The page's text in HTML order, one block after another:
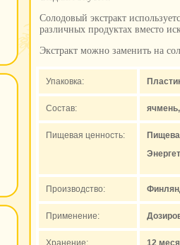
Солодовый экстракт
различных продуктах вместо
Экстракт можно заменить на
Упаковка:
Состав:
Пищевая ценность:
Производство:
Применение:
Хранение: 12